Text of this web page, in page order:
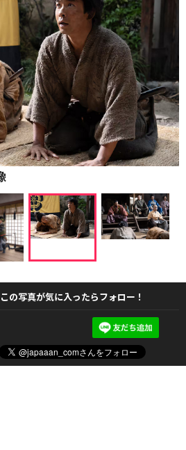
この写真が気に入ったらフォロー！